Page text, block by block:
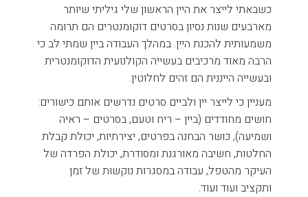
כשבאתי לייצר את היין הראשון שלי גיליתי שיותר
מארבעים שנות נסיון בסרטים דוקומנטרים הם תרומה
משמעותית להכנת היין. במהלך העבודה ביין שמתי לב כי
הרבה מאוד מרכיבים בעשייה הקולנועית הדוקומנטרית
ובעשייה הייננית הם זהים לחלוטין.
מעניין כי לייצר יין ולביים סרטים נדרשים אותם כישורים:
חושים מחודדים (ביין – ריח וטעם, בסרטים – ראיה
ושמיעה), כושר הבחנה בפרטים, יצירתיות, יכולת קבלת
החלטות, חשיבה מאורגנת ומסודרת, יכולת הפרדה של
העיקר מהטפל, עבודה במסגרות נוקשות של זמן
ותקציב ועוד ועוד.